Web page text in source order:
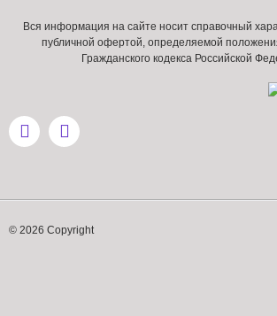
Вся информация на сайте носит справочный
публичной офертой, определяемой
Гражданского кодекса Российской
© 2026 Copyright